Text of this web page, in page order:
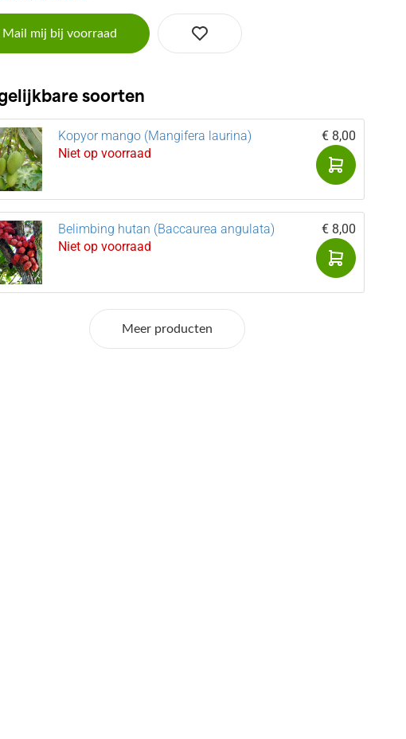
Mail mij bij voorraad
soorten
Kopyor mango (Mangifera laurina)
Niet op voorraad
€ 8,00
Belimbing hutan (Baccaurea angulata)
Niet op voorraad
€ 8,00
Meer producten